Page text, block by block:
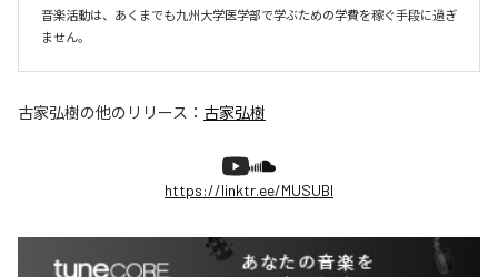
音楽活動は、あくまでも九州大学医学部で学ぶための学費を稼ぐ手段に過ぎ
ません。
古家弘樹の他のリリース： 古家弘樹
https://linktr.ee/MUSUBI